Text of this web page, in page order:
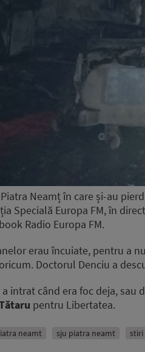
Neamț în care și-au
Specială Europa FM, în
Radio Europa FM.
erau încuiate, pentru a
Doctorul Denciu a
a intrat când era foc deja,
pentru Libertatea.
neamt sju piatra neamt stiri